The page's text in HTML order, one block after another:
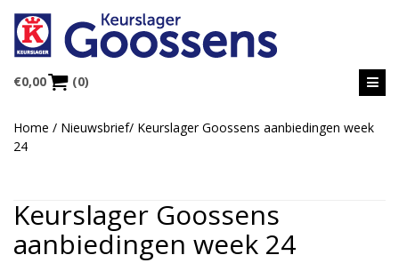
€0,00 (0)
Home / Nieuwsbrief/ Keurslager Goossens aanbiedingen week
24
Keurslager Goossens
aanbiedingen week 24